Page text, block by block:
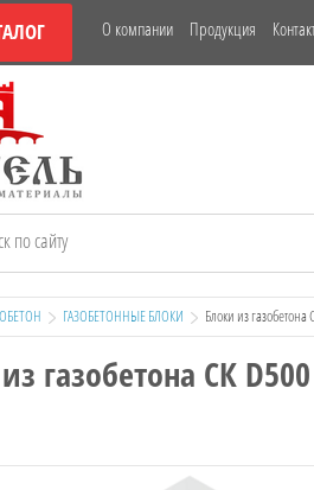
О компании Продукция
ГАЗОБЕТОННЫЕ БЛОКИ
Блоки из
газобетона СК